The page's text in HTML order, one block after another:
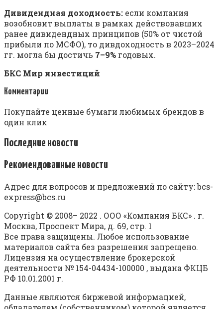
Дивидендная доходность: если компания
возобновит выплаты в рамках действовавших
ранее дивидендных принципов (50% от чистой
прибыли по МСФО), то дивдоходность в 2023–2024
гг. могла бы достичь 7–9% годовых.
БКС Мир инвестиций
Комментарии
Покупайте ценные бумаги любимых брендов в
один клик
Последние новости
Рекомендованные новости
Адрес для вопросов и предложений по сайту: bcs-
express@bcs.ru
Copyright © 2008– 2022 . ООО «Компания БКС» . г.
Москва, Проспект Мира, д. 69, стр. 1
Все права защищены. Любое использование
материалов сайта без разрешения запрещено.
Лицензия на осуществление брокерской
деятельности № 154-04434-100000 , выдана ФКЦБ
РФ 10.01.2001 г.
Данные являются биржевой информацией,